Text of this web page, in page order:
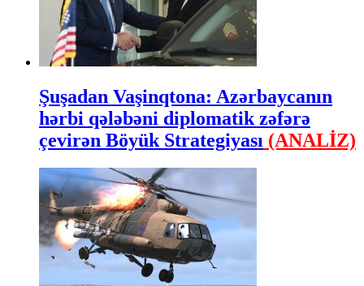
Şuşadan Vaşinqtona: Azərbaycanın
hərbi qələbəni diplomatik zəfərə
çevirən Böyük Strategiyası (ANALİZ)